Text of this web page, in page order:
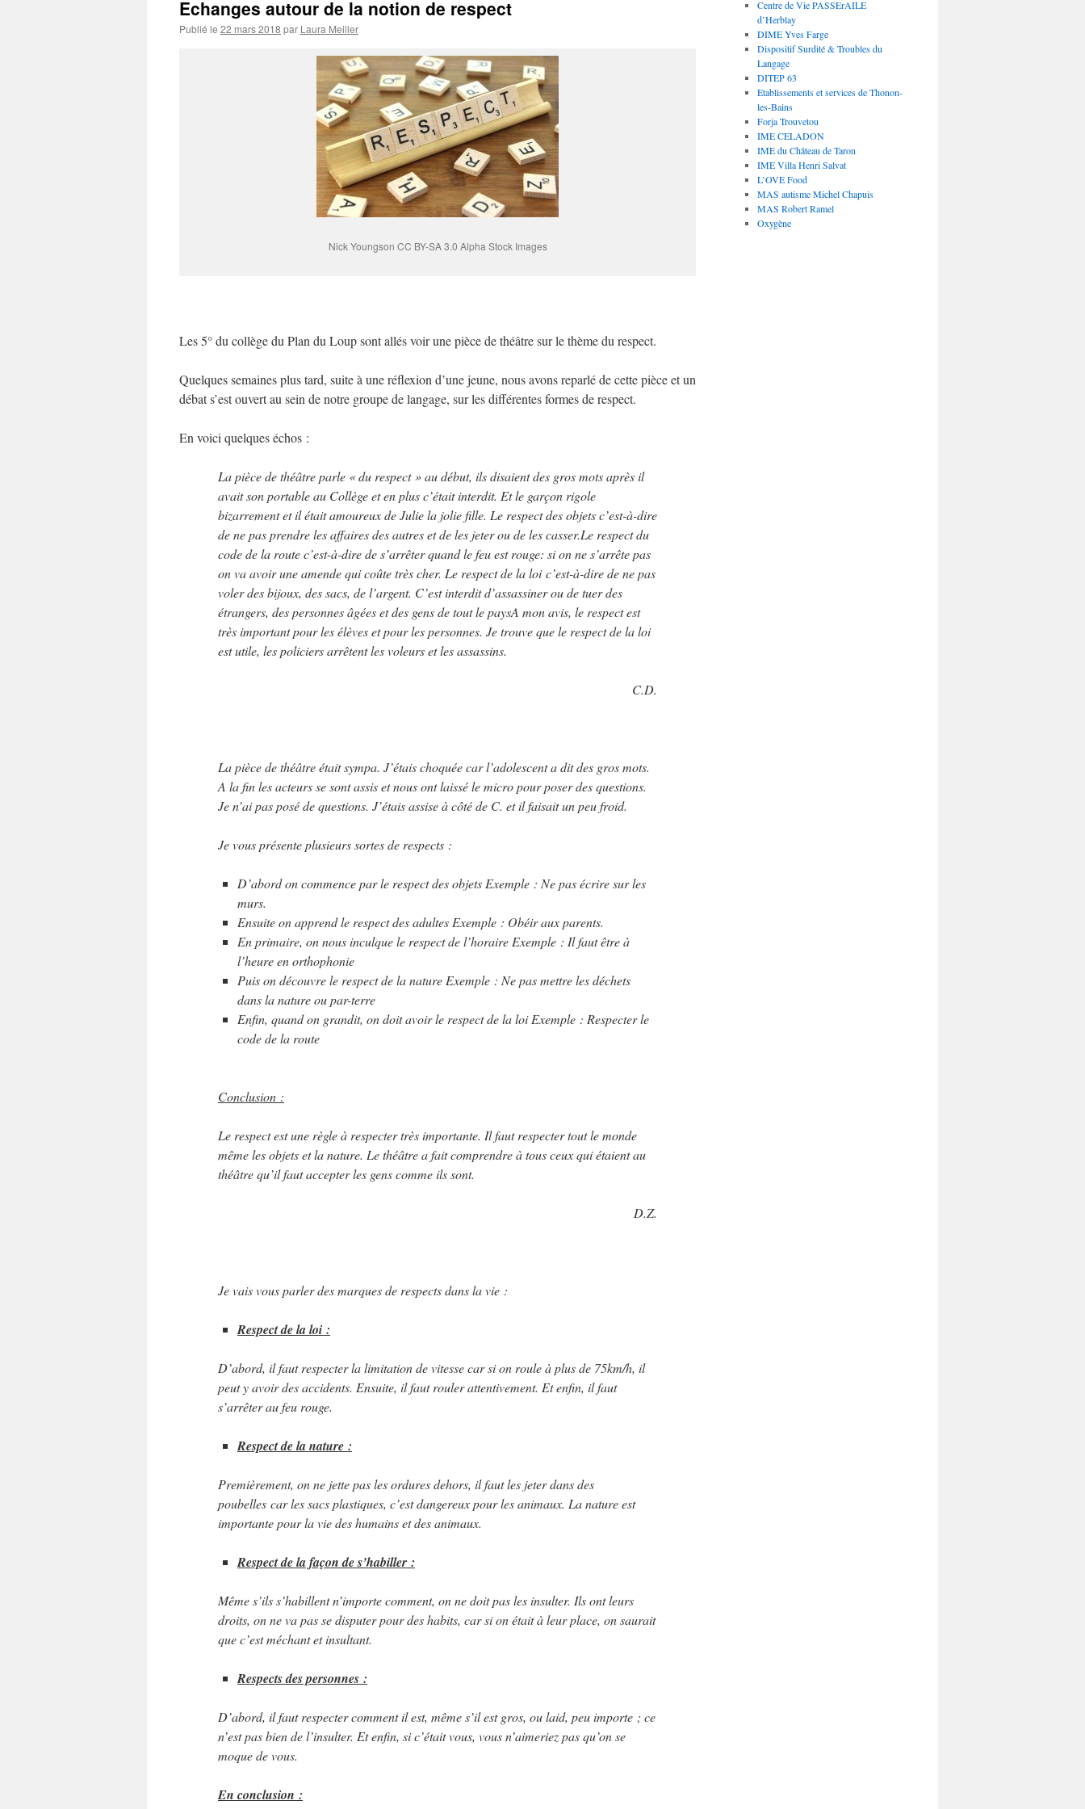
Echanges autour de la notion de respect
Publié le 22 mars 2018 par Laura Meiller
Nick Youngson CC BY-SA 3.0 Alpha Stock Images
Les 5° du collège du Plan du Loup sont allés voir une pièce de théâtre sur le thème du respect.
Quelques semaines plus tard, suite à une réflexion d’une jeune, nous avons reparlé de cette pièce et un
débat s’est ouvert au sein de notre groupe de langage, sur les différentes formes de respect.
En voici quelques échos :
La pièce de théâtre parle « du respect » au début, ils disaient des gros mots après il
avait son portable au Collège et en plus c’était interdit. Et le garçon rigole
bizarrement et il était amoureux de Julie la jolie fille. Le respect des objets c’est-à-dire
de ne pas prendre les affaires des autres et de les jeter ou de les casser.Le respect du
code de la route c’est-à-dire de s’arrêter quand le feu est rouge: si on ne s’arrête pas
on va avoir une amende qui coûte très cher. Le respect de la loi c’est-à-dire de ne pas
voler des bijoux, des sacs, de l’argent. C’est interdit d’assassiner ou de tuer des
étrangers, des personnes âgées et des gens de tout le paysA mon avis, le respect est
très important pour les élèves et pour les personnes. Je trouve que le respect de la loi
est utile, les policiers arrêtent les voleurs et les assassins.
C.D.
La pièce de théâtre était sympa. J’étais choquée car l’adolescent a dit des gros mots.
A la fin les acteurs se sont assis et nous ont laissé le micro pour poser des questions.
Je n’ai pas posé de questions. J’étais assise à côté de C. et il faisait un peu froid.
Je vous présente plusieurs sortes de respects :
D’abord on commence par le respect des objets Exemple : Ne pas écrire sur les
murs.
Ensuite on apprend le respect des adultes Exemple : Obéir aux parents.
En primaire, on nous inculque le respect de l’horaire Exemple : Il faut être à
l’heure en orthophonie
Puis on découvre le respect de la nature Exemple : Ne pas mettre les déchets
dans la nature ou par-terre
Enfin, quand on grandit, on doit avoir le respect de la loi Exemple : Respecter le
code de la route
Conclusion :
Le respect est une règle à respecter très importante. Il faut respecter tout le monde
même les objets et la nature. Le théâtre a fait comprendre à tous ceux qui étaient au
théâtre qu’il faut accepter les gens comme ils sont.
D.Z.
Je vais vous parler des marques de respects dans la vie :
Respect de la loi :
D’abord, il faut respecter la limitation de vitesse car si on roule à plus de 75km/h, il
peut y avoir des accidents. Ensuite, il faut rouler attentivement. Et enfin, il faut
s’arrêter au feu rouge.
Respect de la nature :
Premièrement, on ne jette pas les ordures dehors, il faut les jeter dans des
poubelles car les sacs plastiques, c’est dangereux pour les animaux. La nature est
importante pour la vie des humains et des animaux.
Respect de la façon de s’habiller :
Même s’ils s’habillent n’importe comment, on ne doit pas les insulter. Ils ont leurs
droits, on ne va pas se disputer pour des habits, car si on était à leur place, on saurait
que c’est méchant et insultant.
Respects des personnes :
D’abord, il faut respecter comment il est, même s’il est gros, ou laid, peu importe ; ce
n’est pas bien de l’insulter. Et enfin, si c’était vous, vous n’aimeriez pas qu’on se
moque de vous.
En conclusion :
Centre de Vie PASSErAILE
d’Herblay
DIME Yves Farge
Dispositif Surdité & Troubles du
Langage
DITEP 63
Etablissements et services de Thonon-
les-Bains
Forja Trouvetou
IME CELADON
IME du Château de Taron
IME Villa Henri Salvat
L’OVE Food
MAS autisme Michel Chapuis
MAS Robert Ramel
Oxygène